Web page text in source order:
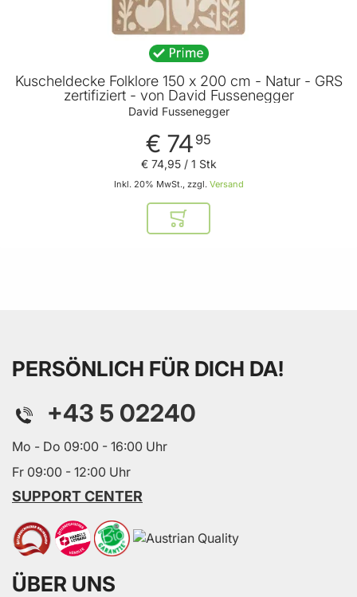
Kuscheldecke Folklore 150 x 200 cm - Natur - GRS
zertifiziert - von David Fussenegger
David Fussenegger
€ 74 95
Inkl. 20% MwSt., zzgl. Versand
€ 74,95/ 1 Stk
In den Warenkorb
PERSÖNLICH FÜR DICH DA!
+43 5 02240
Mo - Do 09:00 - 16:00 Uhr
Fr 09:00 - 12:00 Uhr
SUPPORT CENTER
ÜBER UNS